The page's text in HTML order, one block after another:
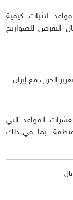
لإثبات كيفية
التعرض للصواريخ
الحرب مع إيران.
القواعد التي
بما في ذلك